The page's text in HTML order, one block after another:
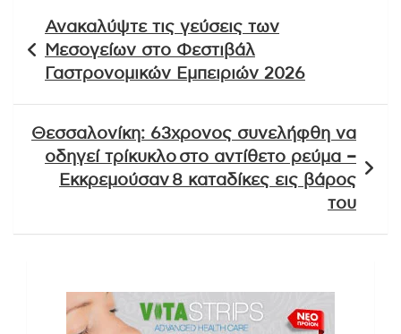
άρθρων
Ανακαλύψτε τις γεύσεις των
Μεσογείων στο Φεστιβάλ
Γαστρονομικών Εμπειριών 2026
Θεσσαλονίκη: 63χρονος συνελήφθη να
οδηγεί τρίκυκλο στο αντίθετο ρεύμα –
Εκκρεμούσαν 8 καταδίκες εις βάρος
του